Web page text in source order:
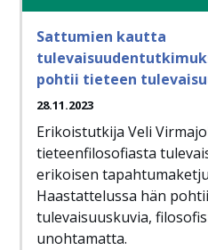
Sattumien kautta
pohtii tieteen
28.11.2023
Erikoistutkija Veli
tieteenfilosofiasta
erikoisen
Haastattelussa hän
tulevaisuuskuvia,
unohtamatta.